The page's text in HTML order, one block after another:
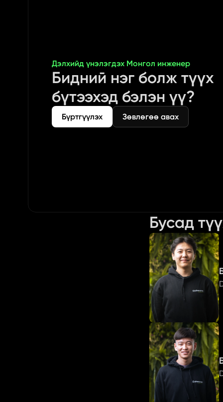
Дэлхийд үнэлэгдэх Монгол инженер
Бидний нэг болж түүх
бүтээхэд бэлэн үү?
Бүртгүүлэх Зөвлөгөө авах
Бусад